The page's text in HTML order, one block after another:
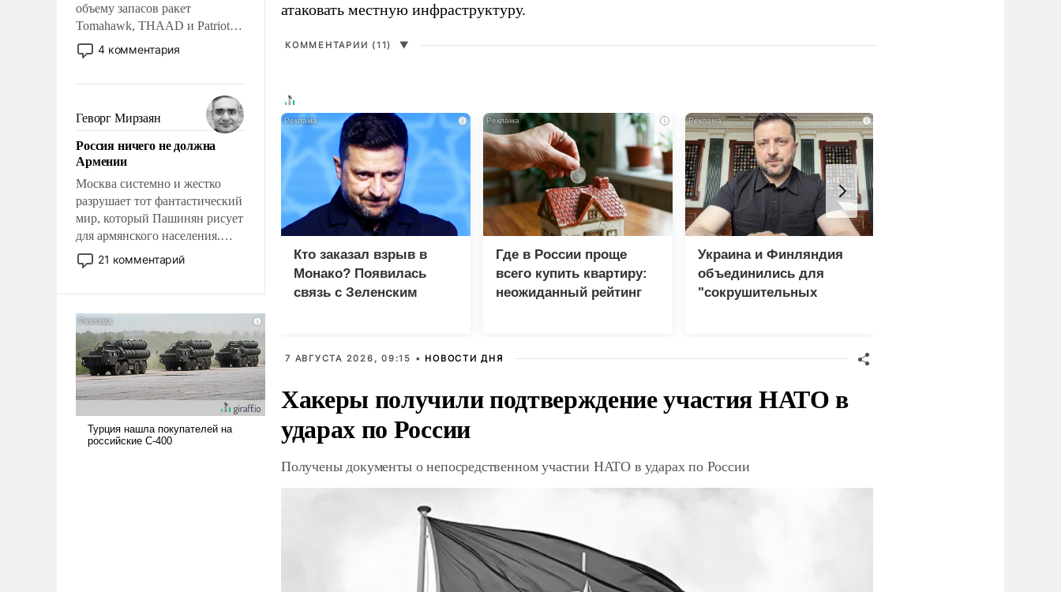
объему запасов ракет
Tomahawk, THAAD и Patriot
США потребуется более трех
лет. Даже небольшая война с
Сложившаяся ситуация
означает многолетний период
уязвимости США, например,
перед Китаем.
4 комментария
Геворг Мирзаян
Россия ничего не должна
Армении
Москва системно и жестко
разрушает тот фантастический
мир, который Пашинян рисует
для армянского населения.
Мир, где политические
прожекты будут безусловно
налогоплательщиков и где
Еревану за свои поступки не
нужно отвечать.
21 комментарий
атаковать местную инфраструктуру.
КОММЕНТАРИИ (11) ▼
i
Кто заказал взрыв в
Монако? Появилась
связь с Зеленским
i
Где в России проще
всего купить квартиру:
неожиданный рейтинг
i
Украина и Финляндия
объединились для
"сокрушительных
7 АВГУСТА 2026, 09:15 • НОВОСТИ ДНЯ
Хакеры получили подтверждение участия НАТО в
ударах по России
Получены документы о непосредственном участии НАТО в ударах по России